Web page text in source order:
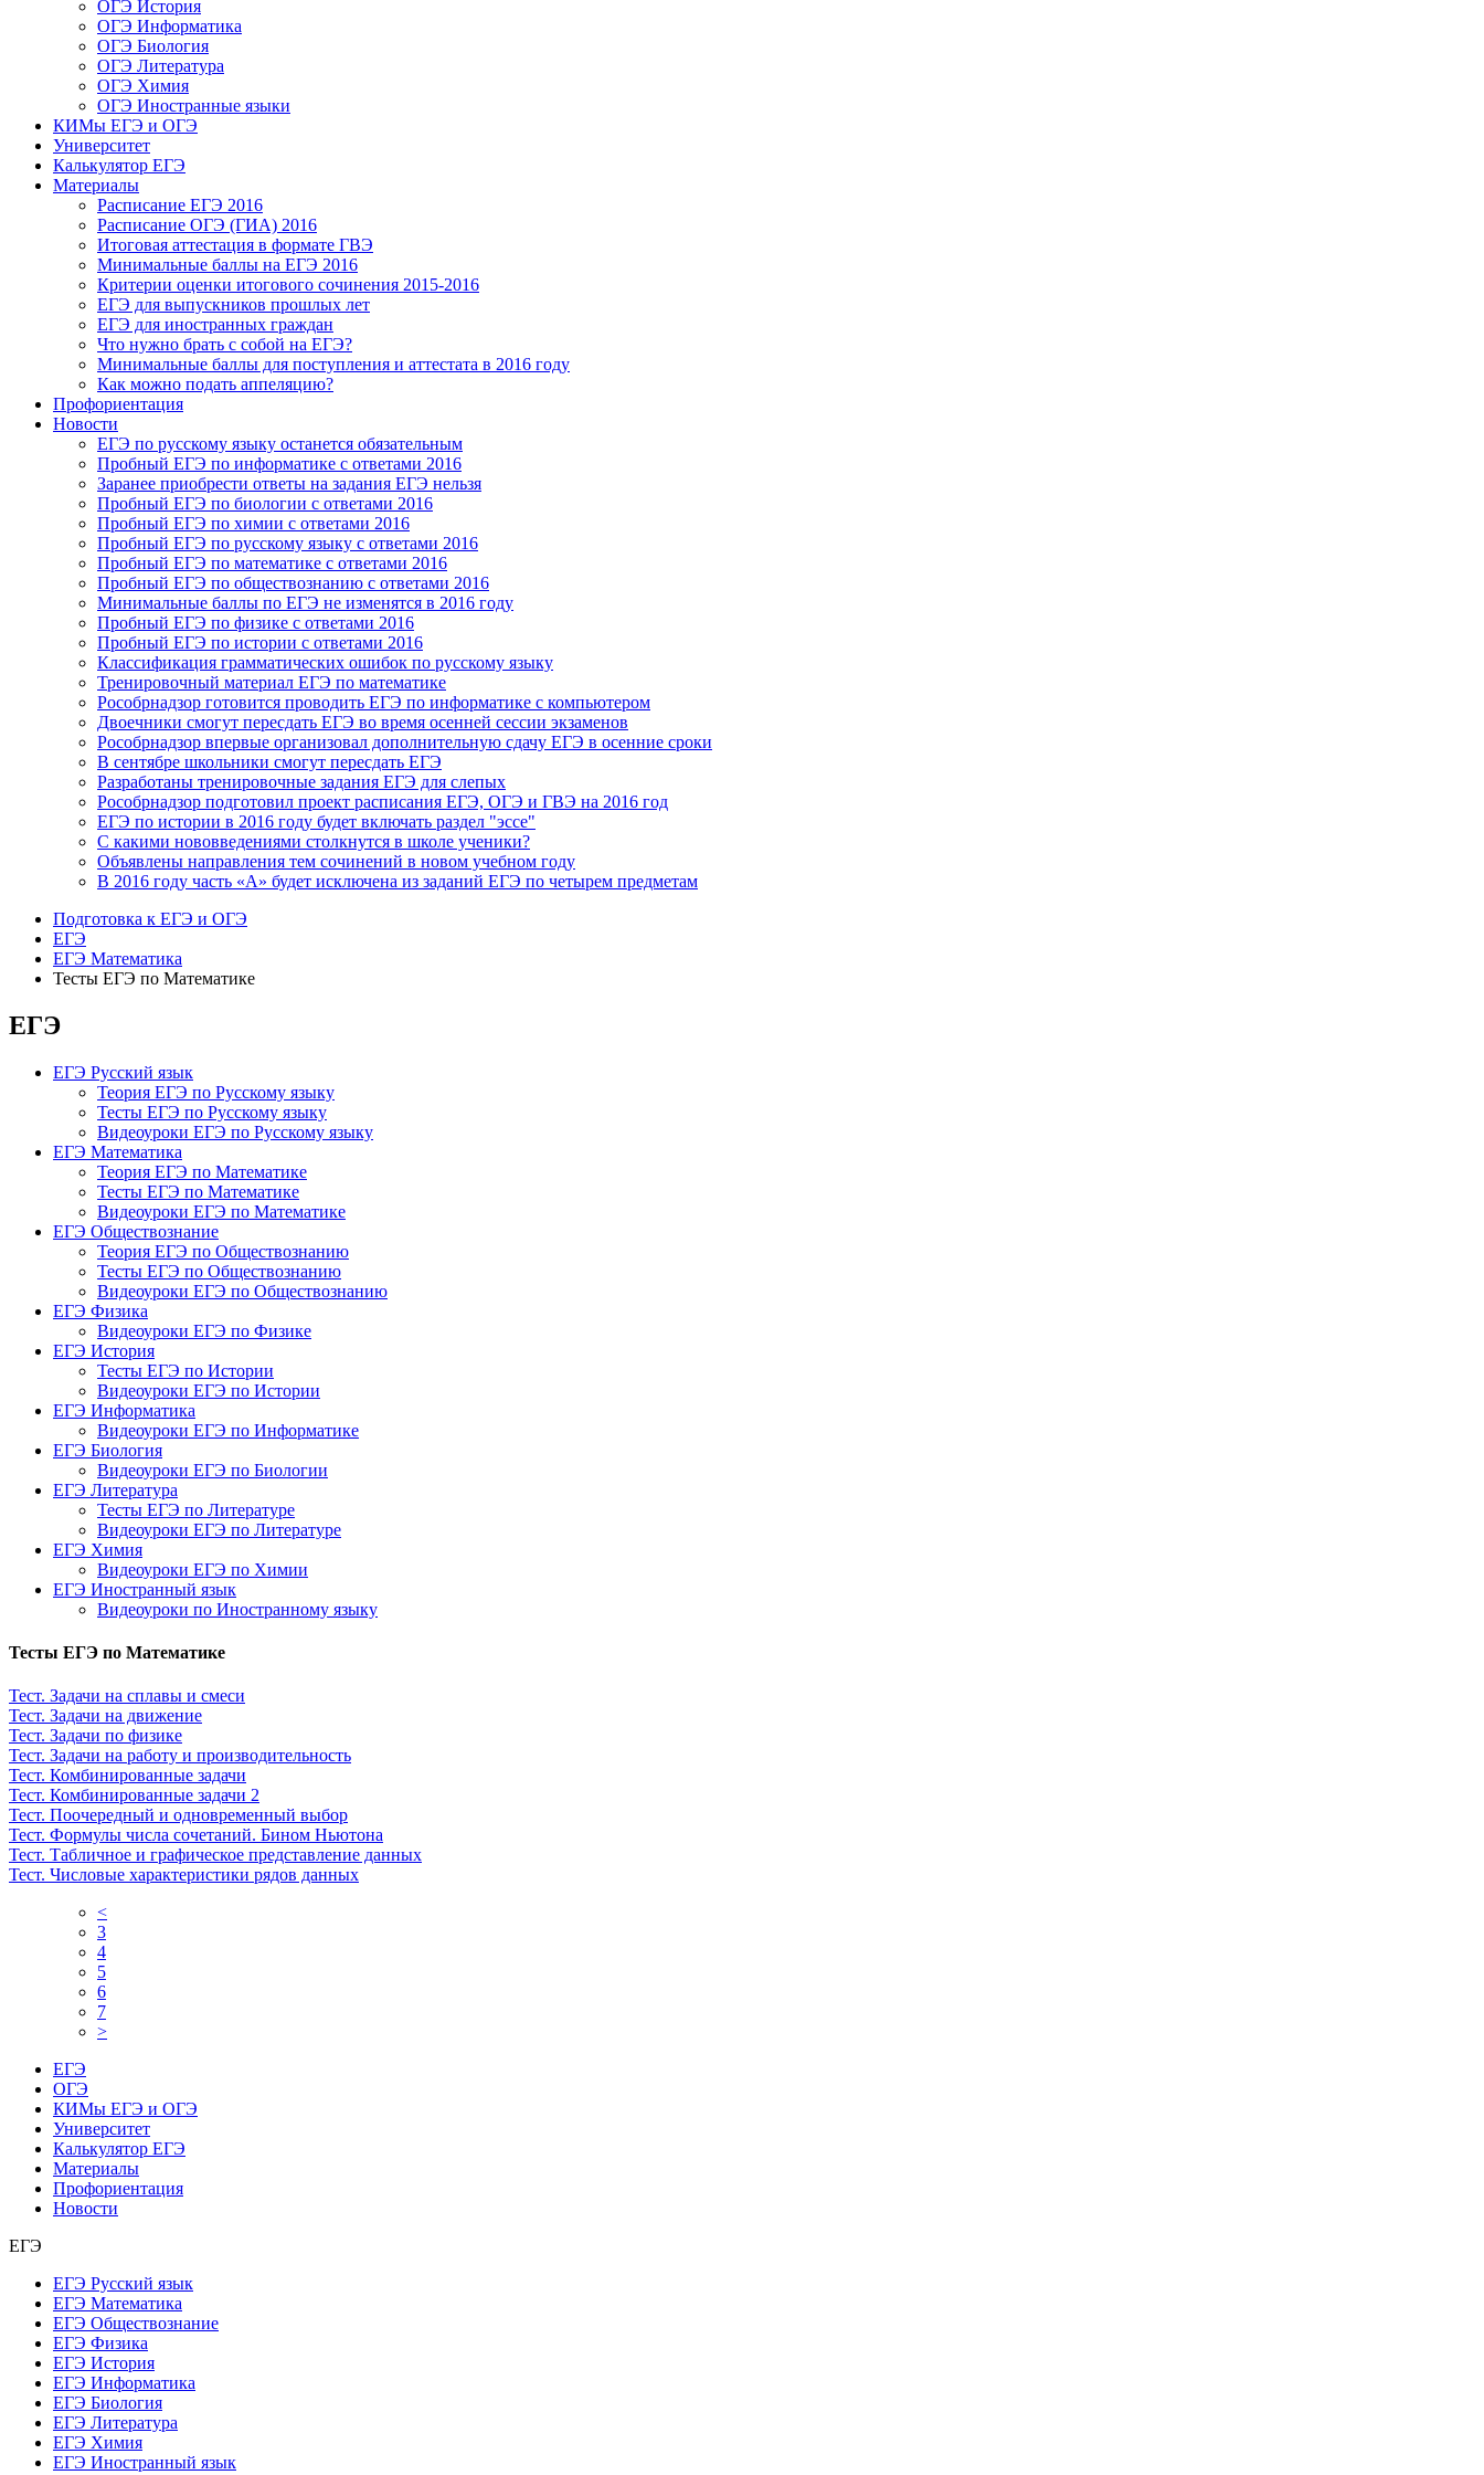
ОГЭ История
ОГЭ Информатика
ОГЭ Биология
ОГЭ Литература
ОГЭ Химия
ОГЭ Иностранные языки
КИМы ЕГЭ и ОГЭ
Университет
Калькулятор ЕГЭ
Материалы
Расписание ЕГЭ 2016
Расписание ОГЭ (ГИА) 2016
Итоговая аттестация в формате ГВЭ
Минимальные баллы на ЕГЭ 2016
Критерии оценки итогового сочинения 2015-2016
ЕГЭ для выпускников прошлых лет
ЕГЭ для иностранных граждан
Что нужно брать с собой на ЕГЭ?
Минимальные баллы для поступления и аттестата в 2016 году
Как можно подать аппеляцию?
Профориентация
Новости
ЕГЭ по русскому языку останется обязательным
Пробный ЕГЭ по информатике с ответами 2016
Заранее приобрести ответы на задания ЕГЭ нельзя
Пробный ЕГЭ по биологии с ответами 2016
Пробный ЕГЭ по химии с ответами 2016
Пробный ЕГЭ по русскому языку с ответами 2016
Пробный ЕГЭ по математике с ответами 2016
Пробный ЕГЭ по обществознанию с ответами 2016
Минимальные баллы по ЕГЭ не изменятся в 2016 году
Пробный ЕГЭ по физике с ответами 2016
Пробный ЕГЭ по истории с ответами 2016
Классификация грамматических ошибок по русскому языку
Тренировочный материал ЕГЭ по математике
Рособрнадзор готовится проводить ЕГЭ по информатике с компьютером
Двоечники смогут пересдать ЕГЭ во время осенней сессии экзаменов
Рособрнадзор впервые организовал дополнительную сдачу ЕГЭ в осенние сроки
В сентябре школьники смогут пересдать ЕГЭ
Разработаны тренировочные задания ЕГЭ для слепых
Рособрнадзор подготовил проект расписания ЕГЭ, ОГЭ и ГВЭ на 2016 год
ЕГЭ по истории в 2016 году будет включать раздел "эссе"
С какими нововведениями столкнутся в школе ученики?
Объявлены направления тем сочинений в новом учебном году
В 2016 году часть «А» будет исключена из заданий ЕГЭ по четырем предметам
Подготовка к ЕГЭ и ОГЭ
ЕГЭ
ЕГЭ Математика
Тесты ЕГЭ по Математике
ЕГЭ
ЕГЭ Русский язык
Теория ЕГЭ по Русскому языку
Тесты ЕГЭ по Русскому языку
Видеоуроки ЕГЭ по Русскому языку
ЕГЭ Математика
Теория ЕГЭ по Математике
Тесты ЕГЭ по Математике
Видеоуроки ЕГЭ по Математике
ЕГЭ Обществознание
Теория ЕГЭ по Обществознанию
Тесты ЕГЭ по Обществознанию
Видеоуроки ЕГЭ по Обществознанию
ЕГЭ Физика
Видеоуроки ЕГЭ по Физике
ЕГЭ История
Тесты ЕГЭ по Истории
Видеоуроки ЕГЭ по Истории
ЕГЭ Информатика
Видеоуроки ЕГЭ по Информатике
ЕГЭ Биология
Видеоуроки ЕГЭ по Биологии
ЕГЭ Литература
Тесты ЕГЭ по Литературе
Видеоуроки ЕГЭ по Литературе
ЕГЭ Химия
Видеоуроки ЕГЭ по Химии
ЕГЭ Иностранный язык
Видеоуроки по Иностранному языку
Тесты ЕГЭ по Математике
Тест. Задачи на сплавы и смеси
Тест. Задачи на движение
Тест. Задачи по физике
Тест. Задачи на работу и производительность
Тест. Комбинированные задачи
Тест. Комбинированные задачи 2
Тест. Поочередный и одновременный выбор
Тест. Формулы числа сочетаний. Бином Ньютона
Тест. Табличное и графическое представление данных
Тест. Числовые характеристики рядов данных
<
3
4
5
6
7
>
ЕГЭ
ОГЭ
КИМы ЕГЭ и ОГЭ
Университет
Калькулятор ЕГЭ
Материалы
Профориентация
Новости
ЕГЭ
ЕГЭ Русский язык
ЕГЭ Математика
ЕГЭ Обществознание
ЕГЭ Физика
ЕГЭ История
ЕГЭ Информатика
ЕГЭ Биология
ЕГЭ Литература
ЕГЭ Химия
ЕГЭ Иностранный язык